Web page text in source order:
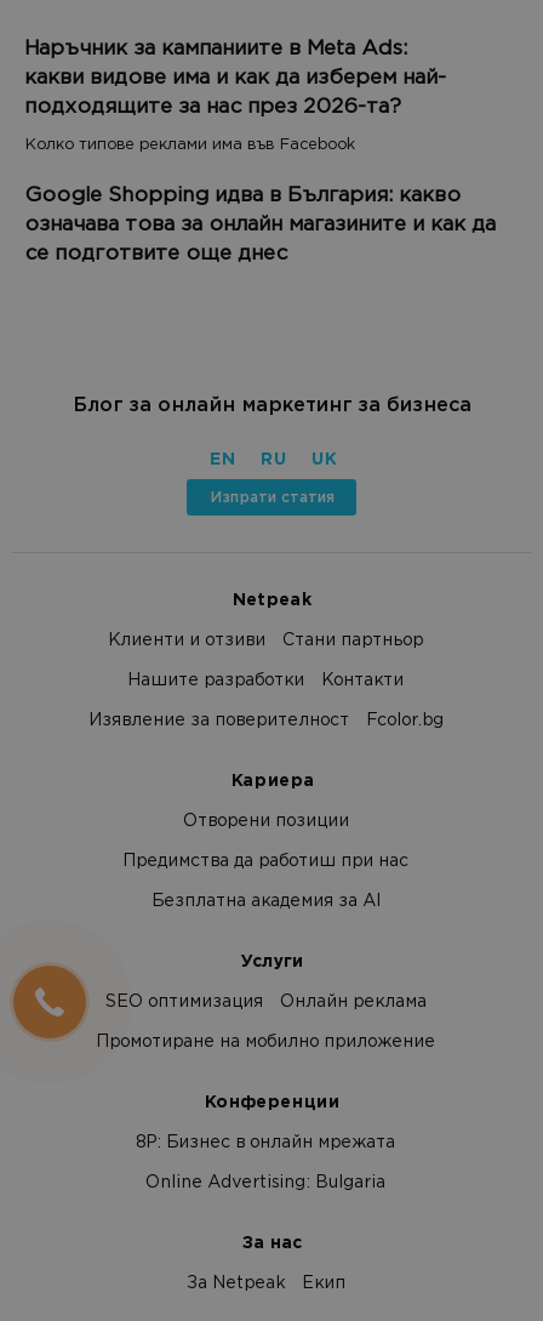
Наръчник за кампаниите в Meta Ads:
какви видове има и как да изберем най-
подходящите за нас през 2026-та?
Колко типове реклами има във Facebook
Google Shopping идва в България: какво
означава това за онлайн магазините и как да
се подготвите още днес
Блог за онлайн маркетинг за бизнеса
EN RU UK
Изпрати статия
Netpeak
Клиенти и отзиви Стани партньор
Нашите разработки Контакти
Изявление за поверителност Fcolor.bg
Кариера
Отворени позиции
Предимства да работиш при нас
Безплатна академия за AI
Услуги
SEO оптимизация Онлайн реклама
Промотиране на мобилно приложение
Конференции
8Р: Бизнес в онлайн мрежата
Online Advertising: Bulgaria
За нас
За Netpeak Екип